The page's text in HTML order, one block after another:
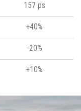
157 ps
+40%
-20%
+10%